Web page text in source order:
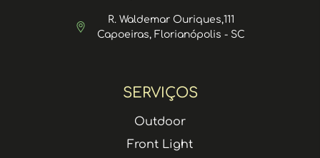
SERVIÇOS
Outdoor
Front Light
R. Waldemar Ouriques,111
Capoeiras, Florianópolis - SC